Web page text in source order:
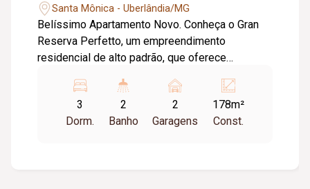
Santa Mônica - Uberlândia/MG
Belíssimo Apartamento Novo. Conheça o Gran
Reserva Perfetto, um empreendimento
residencial de alto padrão, que oferece
todas as comodidades que você precisa para
viver com qualidade de vida. Este moderno
apartamento com fino acabamento oferece
3
Dorm.
2
Banho
2
Garagens
178m²
Const.